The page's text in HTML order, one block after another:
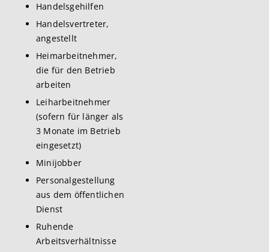
Handelsgehilfen
Handelsvertreter,
angestellt
Heimarbeitnehmer,
die für den Betrieb
arbeiten
Leiharbeitnehmer
(sofern für länger als
3 Monate im Betrieb
eingesetzt)
Minijobber
Personalgestellung
aus dem öffentlichen
Dienst
Ruhende
Arbeitsverhältnisse